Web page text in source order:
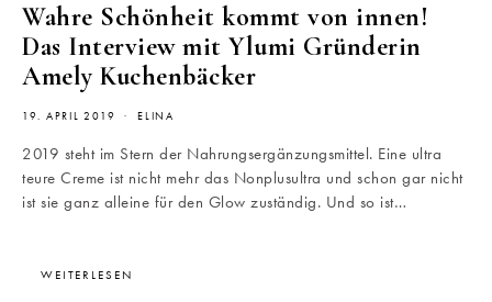
Wahre Schönheit kommt von innen!
Das Interview mit Ylumi Gründerin
Amely Kuchenbäcker
19. APRIL 2019 ELINA
2019 steht im Stern der Nahrungsergänzungsmittel. Eine ultra
teure Creme ist nicht mehr das Nonplusultra und schon gar nicht
ist sie ganz alleine für den Glow zuständig. Und so ist…
WEITERLESEN